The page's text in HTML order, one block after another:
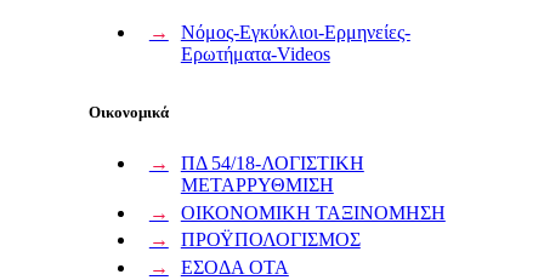
Νόμος-Εγκύκλιοι-Ερμηνείες-
Ερωτήματα-Videos
Οικονομικά
ΠΔ 54/18-ΛΟΓΙΣΤΙΚΗ
ΜΕΤΑΡΡΥΘΜΙΣΗ
ΟΙΚΟΝΟΜΙΚΗ ΤΑΞΙΝΟΜΗΣΗ
ΠΡΟΫΠΟΛΟΓΙΣΜΟΣ
ΕΣΟΔΑ ΟΤΑ